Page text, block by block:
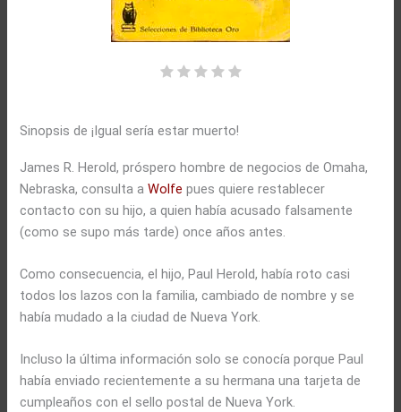
Sinopsis de ¡Igual sería estar muerto!
James R. Herold, próspero hombre de negocios de Omaha,
Nebraska, consulta aWolfe pues quiere restablecer
contacto con su hijo, a quien había acusado falsamente
(como se supo más tarde) once años antes.
Como consecuencia, el hijo, Paul Herold, había roto casi
todos los lazos con la familia, cambiado de nombre y se
había mudado a la ciudad de Nueva York.
Incluso la última información solo se conocía porque Paul
había enviado recientemente a su hermana una tarjeta de
cumpleaños con el sello postal de Nueva York.